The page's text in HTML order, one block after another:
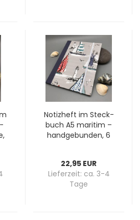
No­tiz­heft im Steck­
buch A5 ma­ri­tim –
hand­ge­bun­den, 6
22,95 EUR
Lieferzeit: ca. 3-4
Tage